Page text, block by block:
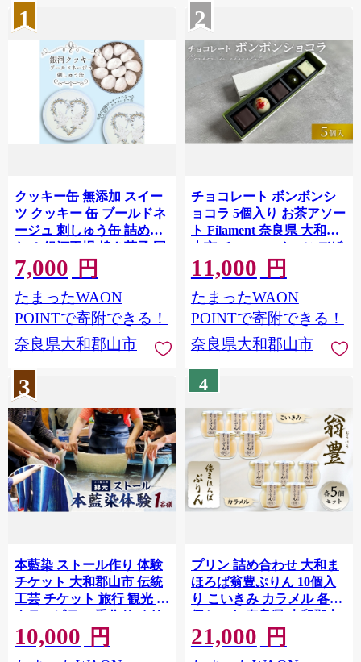
1
クッキー缶 無添加 スイー
ツ クッキー 缶 ブールドネ
ージュ 刺しゅう缶 詰め合
わせ 銀河工場 焼き菓子 国
産 バター お菓子 手土産 お
しゃれ 可愛い ご褒美 贈り
物 奈良県 大和郡山市
[№5990-1053]
7,000 円
たまったWAON
POINTで寄附できる！
奈良県大和郡山市
2
チョコレート ボンボンシ
ョコラ 5個入り お茶アソー
ト Filament 奈良県 大和郡
山市 チョコ スイーツ デザ
ート お茶 抹茶 ほうじ茶 玄
米茶 和紅茶 煎茶 プレゼン
ト 菓子 洋菓子 お取り寄せ
冷蔵 送料無料[№5990-
11,000 円
たまったWAON
POINTで寄附できる！
奈良県大和郡山市
3
本藍染 ストール作り 体験
チケット 大和郡山市 伝統
工芸 チケット 旅行 観光 ア
クティビティ 手作り オリ
ジナル ファッション レデ
ィース メンズ ギフト 思い
10,000 円
4
プリン 詰め合わせ 大和ま
ほろば翁豊ぷりん 10個入
り こいきみ カラメル 各5
個セット 奈良県 大和郡山
市 スイーツ お取り寄せ ギ
フト 贈り物 洋菓子 プレゼ
21,000 円